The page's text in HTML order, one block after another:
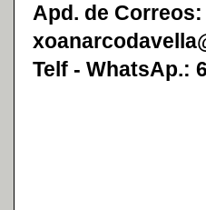
Apd. de
Telf - WhatsAp.: